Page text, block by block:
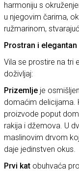
harmoniju s
u njegovim čarima,
ružmarinom,
Prostran i
Vila se prostire na tri
doživljaj:
Prizemljeje
domaćim delicijama.
proizvode poput
rakija i džemova. U
maslinovim drvom
daje jedinstven okus.
Prvi katobuhvaća